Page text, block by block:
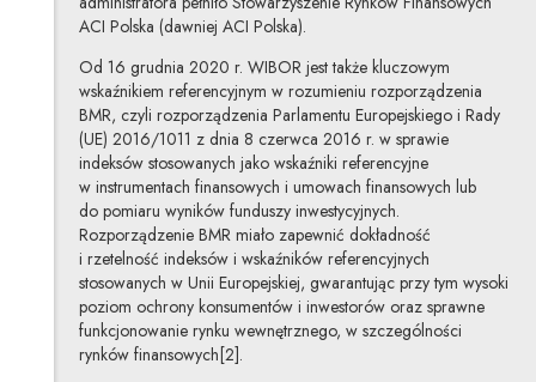
ACI Polska (dawniej ACI Polska).
Od 16 grudnia 2020 r. WIBOR jest także kluczowym
wskaźnikiem referencyjnym w rozumieniu rozporządzenia
BMR, czyli rozporządzenia Parlamentu Europejskiego i Rady
(UE) 2016/1011 z dnia 8 czerwca 2016 r. w sprawie
indeksów stosowanych jako wskaźniki referencyjne
w instrumentach finansowych i umowach finansowych lub
do pomiaru wyników funduszy inwestycyjnych.
Rozporządzenie BMR miało zapewnić dokładność
i rzetelność indeksów i wskaźników referencyjnych
stosowanych w Unii Europejskiej, gwarantując przy tym wysoki
poziom ochrony konsumentów i inwestorów oraz sprawne
funkcjonowanie rynku wewnętrznego, w szczególności
rynków finansowych[2].